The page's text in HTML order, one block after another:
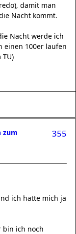
damit man
Nacht kommt.
Nacht werde ich
einen 100er laufen
zum
355
ich hatte mich ja
bin ich noch